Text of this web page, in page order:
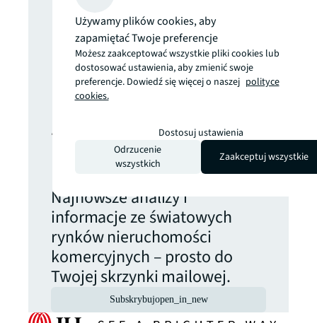
informacji? Nie
przegap
żadnej
aktualizacji.
Najnowsze analizy i
informacje ze światowych
rynków nieruchomości
komercyjnych – prosto do
Twojej skrzynki mailowej.
Subskrybujopen_in_new
Używamy plików cookies, aby
zapamiętać Twoje preferencje
Możesz zaakceptować wszystkie pliki cookies lub
dostosować ustawienia, aby zmienić swoje
preferencje. Dowiedź się więcej o naszej polityce
cookies.
Dostosuj ustawienia
Odrzucenie
wszystkich
Zaakceptuj wszystkie